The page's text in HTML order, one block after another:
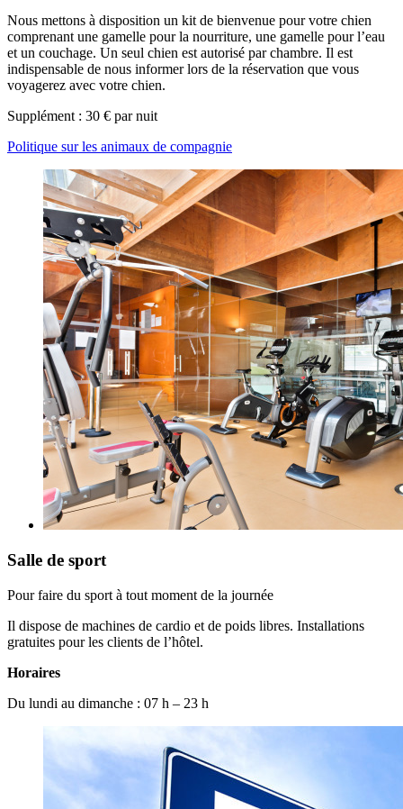
Nous mettons à disposition un kit de bienvenue pour votre chien
comprenant une gamelle pour la nourriture, une gamelle pour l’eau
et un couchage. Un seul chien est autorisé par chambre. Il est
indispensable de nous informer lors de la réservation que vous
voyagerez avec votre chien.
Supplément : 30 € par nuit
Politique sur les animaux de compagnie
Salle de sport
Pour faire du sport à tout moment de la journée
Il dispose de machines de cardio et de poids libres. Installations
gratuites pour les clients de l’hôtel.
Horaires
Du lundi au dimanche : 07 h – 23 h